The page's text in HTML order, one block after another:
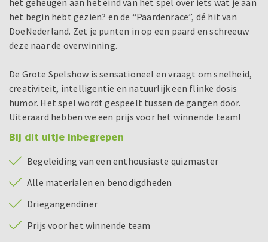
het geheugen aan het eind van het spel over iets wat je aan
het begin hebt gezien? en de “Paardenrace”, dé hit van
DoeNederland. Zet je punten in op een paard en schreeuw
deze naar de overwinning.
De Grote Spelshow is sensationeel en vraagt om snelheid,
creativiteit, intelligentie en natuurlijk een flinke dosis
humor. Het spel wordt gespeelt tussen de gangen door.
Uiteraard hebben we een prijs voor het winnende team!
Bij dit uitje inbegrepen
Begeleiding van een enthousiaste quizmaster
Alle materialen en benodigdheden
Driegangendiner
Prijs voor het winnende team